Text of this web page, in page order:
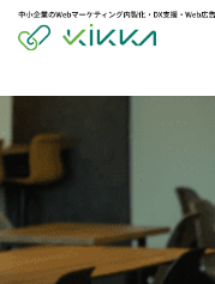
ス
キ
プ
ン
に
動